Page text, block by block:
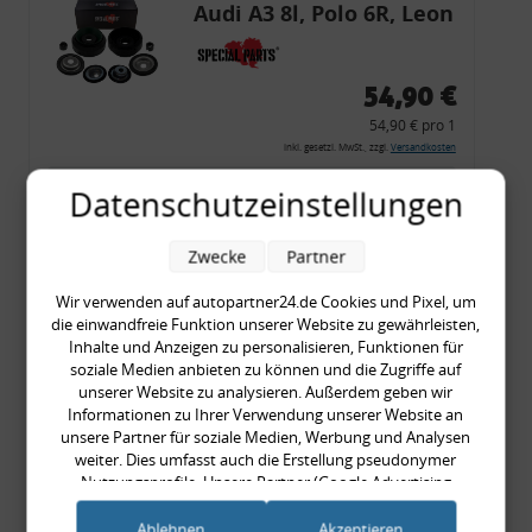
Audi A3 8l, Polo 6R, Leon
54,90 €
54,90 € pro 1
inkl. gesetzl. MwSt., zzgl. Versandkosten
Merkzettel
Rückleuchtenband mit
Blinker, rot, US-Ecken,
Audi 80 Cabrio, Typ 89,
OE-Nr.: 8G0945225 +
8G0945225C
999,99 €
999,99 € pro 1
Datenschutzeinstellungen
Wir verwenden auf autopartner24.de Cookies und Pixel, um
die einwandfreie Funktion unserer Website zu gewährleisten,
Inhalte und Anzeigen zu personalisieren, Funktionen für
soziale Medien anbieten zu können und die Zugriffe auf
unserer Website zu analysieren. Außerdem geben wir
Informationen zu Ihrer Verwendung unserer Website an
unsere Partner für soziale Medien, Werbung und Analysen
weiter. Dies umfasst auch die Erstellung pseudonymer
Nutzungsprofile. Unsere Partner (Google Advertising
Products) führen diese Informationen möglicherweise mit
weiteren Daten zusammen, die Sie ihnen bereitgestellt haben
Zwecke Partner